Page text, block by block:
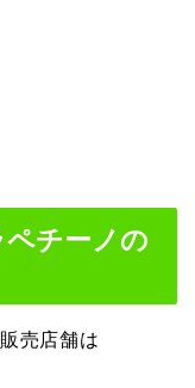
チーノの
売店舗は